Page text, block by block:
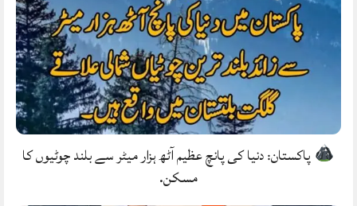
پاکستان: دنیا کی پانچ عظیم آٹھ ہزار میٹر سے بلند چوٹیوں کا
مسکن.